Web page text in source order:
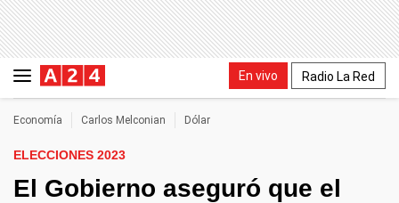
En vivo Radio La Red
Economía Carlos Melconian Dólar
ELECCIONES 2023
El Gobierno aseguró que el